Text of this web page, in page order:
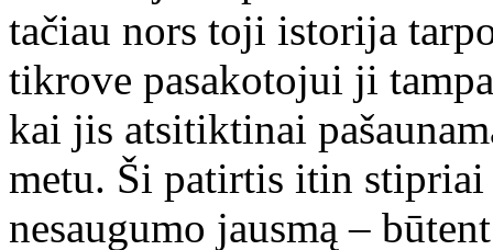
tačiau nors toji istorija
tikrove pasakotojui ji
kai jis atsitiktinai
metu. Ši patirtis itin stipriai
nesaugumo jausmą –